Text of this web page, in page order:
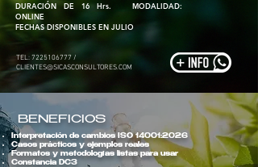
DURACIÓN DE 16 Hrs. MODALIDAD:
ONLINE
FECHAS DISPONIBLES EN JULIO
TEL:7225106777/
CLIENTES@SICASCONSULTORES.COM
BENEFICIOS
Interpretación de cambios ISO 14001:2026
Casos prácticos y ejemplos reales
Formatos y metodologías listas para usar
Constancia DC3